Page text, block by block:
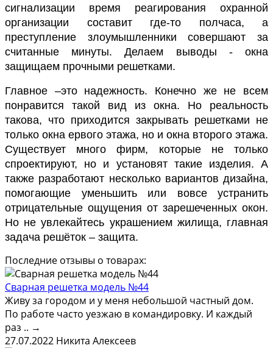
сигнализации время реагирования охранной
организации составит где-то полчаса, а
преступление злоумышленники совершают за
считанные минуты. Делаем выводы - окна
защищаем прочными решетками.
Главное –это надежность. Конечно же не всем
понравится такой вид из окна. Но реальность
такова, что приходится закрывать решетками не
только окна ервого этажа, но и окна второго этажа.
Существует много фирм, которые не только
спроектируют, но и установят такие изделия. А
также разработают несколько вариантов дизайна,
помогающие уменьшить или вовсе устранить
отрицательные ощущения от зарешеченных окон.
Но не увлекайтесь украшением жилища, главная
задача решёток – защита.
Последние отзывы о товарах:
Сварная решетка модель №44
Живу за городом и у меня небольшой частный дом.
По работе часто уезжаю в командировку. И каждый
раз .. →
27.07.2022 Никита Алексеев